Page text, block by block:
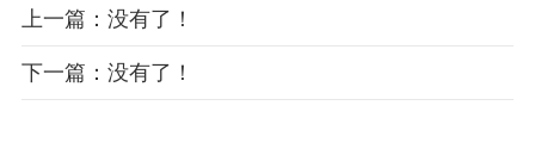
上一篇：没有了！
下一篇：没有了！